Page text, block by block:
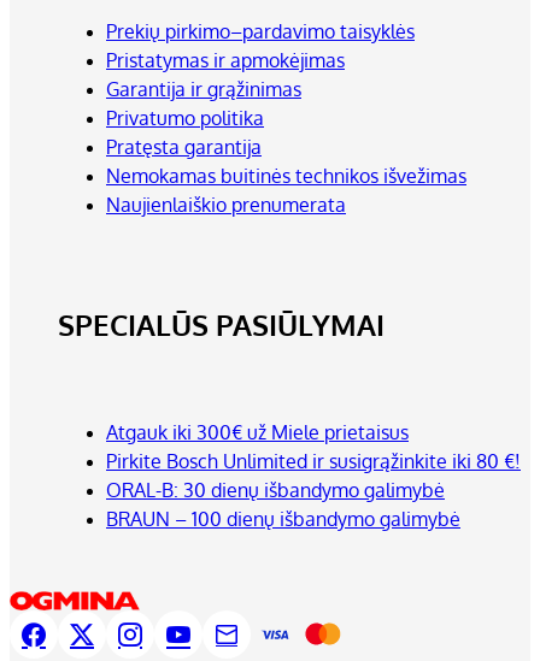
Prekių pirkimo–pardavimo taisyklės
Pristatymas ir apmokėjimas
Garantija ir grąžinimas
Privatumo politika
Pratęsta garantija
Nemokamas buitinės technikos išvežimas
Naujienlaiškio prenumerata
SPECIALŪS PASIŪLYMAI
Atgauk iki 300€ už Miele prietaisus
Pirkite Bosch Unlimited ir susigrąžinkite iki 80 €!
ORAL-B: 30 dienų išbandymo galimybė
BRAUN – 100 dienų išbandymo galimybė